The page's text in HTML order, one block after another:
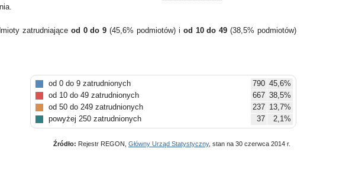
zatrudniające od 0 do 9(45,6% podmiotów) i od 10 do 49(38,5% podmiotów)
od 0 do 9 zatrudnionych 790 45,6%
od 10 do 49 zatrudnionych
667 38,5%
od 50 do 249 zatrudnionych
237 13,7%
powyżej 250 zatrudnionych
37 2,1%
Źródło: Rejestr REGON, Główny Urząd Statystyczny, stan na 30 czerwca 2014 r.